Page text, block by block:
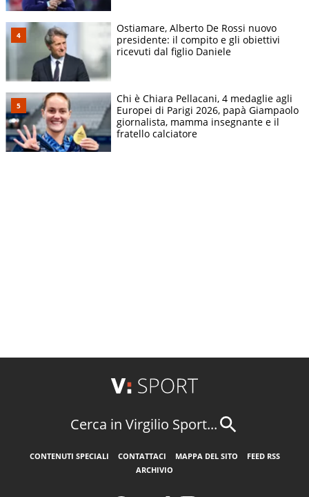
Ostiamare, Alberto De Rossi nuovo
presidente: il compito e gli obiettivi
ricevuti dal figlio Daniele
Chi è Chiara Pellacani, 4 medaglie agli
Europei di Parigi 2026, papà Giampaolo
giornalista, mamma insegnante e il
fratello calciatore
Cerca in Virgilio Sport...
CONTENUTI SPECIALI CONTATTACI MAPPA DEL SITO
FEED RSS
ARCHIVIO